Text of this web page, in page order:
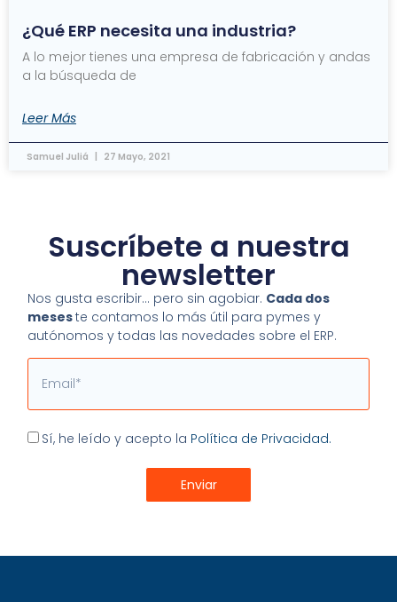
¿Qué ERP necesita una industria?
A lo mejor tienes una empresa de fabricación y andas
a la búsqueda de
Leer Más
Samuel Juliá 27 Mayo, 2021
Suscríbete a nuestra
newsletter
Nos gusta escribir… pero sin agobiar. Cada dos
meseste contamos lo más útil para pymes y
autónomos y todas las novedades sobre el ERP.
Email
Aceptación
Sí, he leído y acepto la Política de Privacidad.
Enviar